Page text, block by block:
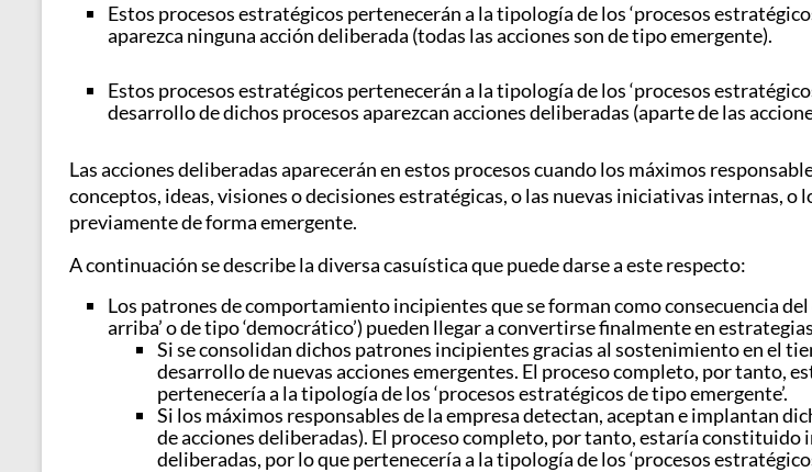
Estos procesos estratégicos pertenecerán a la tipología de los ‘procesos
aparezca ninguna acción deliberada (todas las acciones son de tipo emergente).
Estos procesos estratégicos pertenecerán a la tipología de los ‘procesos
desarrollo de dichos procesos aparezcan acciones deliberadas (aparte de las
Las acciones deliberadas aparecerán en estos procesos cuando los máximos
conceptos, ideas, visiones o decisiones estratégicas, o las nuevas iniciativas internas,
previamente de forma emergente.
A continuación se describe la diversa casuística que puede darse a este respecto:
Los patrones de comportamiento incipientes que se forman como consecuencia del
arriba’ o de tipo ‘democrático’) pueden llegar a convertirse finalmente en
Si se consolidan dichos patrones incipientes gracias al sostenimiento en el
desarrollo de nuevas acciones emergentes. El proceso completo, por tanto,
pertenecería a la tipología de los ‘procesos estratégicos de tipo emergente’.
Si los máximos responsables de la empresa detectan, aceptan e implantan
de acciones deliberadas). El proceso completo, por tanto, estaría
deliberadas, por lo que pertenecería a la tipología de los ‘procesos